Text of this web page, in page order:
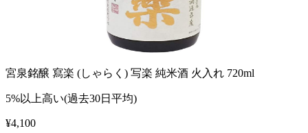
宮泉銘醸 寫楽 (しゃらく) 写楽 純米酒 火入れ 720ml
5%以上高い(過去30日平均)
¥4,100